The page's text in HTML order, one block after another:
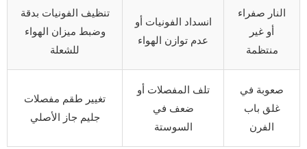
النار صفراء
أو غير
منتظمة
انسداد الفونيات أو
عدم توازن الهواء
تنظيف الفونيات بدقة
وضبط ميزان الهواء
للشعلة
صعوبة في
غلق باب
الفرن
تلف المفصلات أو
ضعف في
السوستة
تغيير طقم مفصلات
جليم جاز الأصلي